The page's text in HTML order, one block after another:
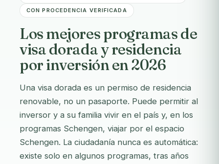
CON PROCEDENCIA VERIFICADA
Los mejores programas de
visa dorada y residencia
por inversión en 2026
Una visa dorada es un permiso de residencia
renovable, no un pasaporte. Puede permitir al
inversor y a su familia vivir en el país y, en los
programas Schengen, viajar por el espacio
Schengen. La ciudadanía nunca es automática:
existe solo en algunos programas, tras años